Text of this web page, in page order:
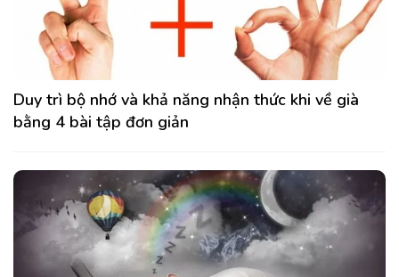
Duy trì bộ nhớ và khả năng nhận thức khi về già
bằng 4 bài tập đơn giản